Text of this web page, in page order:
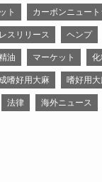
ト カーボンニュー
スリリース ヘンプ
油 マーケット
嗜好用大麻 嗜好用
法律 海外ニュース